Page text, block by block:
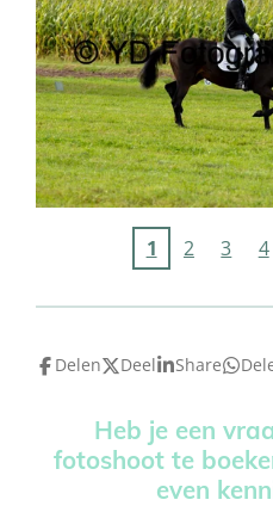
1 2 3 4
Delen Deel Share
Heb je een
fotoshoot te
even